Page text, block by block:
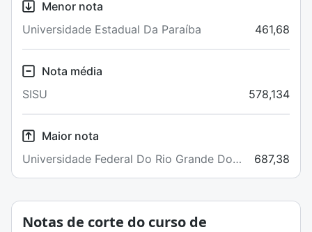
Menor nota
Universidade Estadual Da Paraíba
461,68
Nota média
SISU
578,134
Maior nota
Universidade Federal Do Rio Grande Do
Sul
687,38
Notas de corte do curso de